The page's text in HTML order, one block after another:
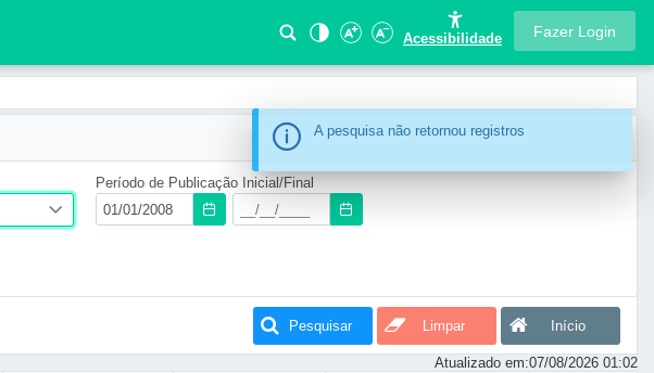
Acessibilidade Fazer Login
Período de Publicação Inicial/Final
Pesquisar Limpar Início
Atualizado em:07/08/2026 01:02
Information
A pesquisa não retornou registros